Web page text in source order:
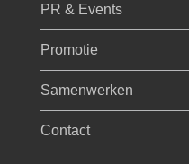
PR & Events
Promotie
Samenwerken
Contact